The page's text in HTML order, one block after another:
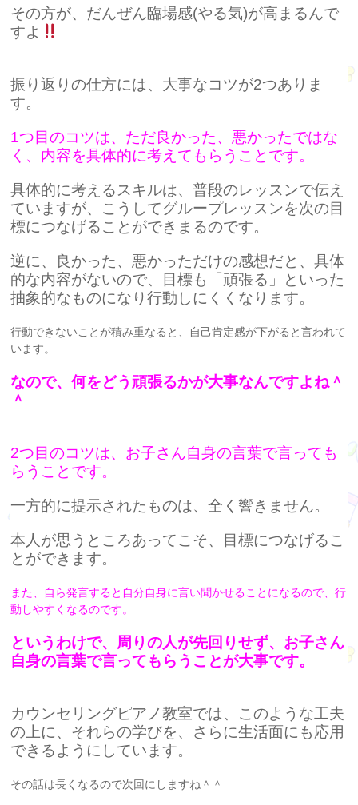
その方が、だんぜん臨場感(やる気)が高まるんで
すよ
振り返りの仕方には、大事なコツが2つありま
す。
1つ目のコツは、ただ良かった、悪かったではな
く、内容を具体的に考えてもらうことです。
具体的に考えるスキルは、普段のレッスンで伝え
ていますが、こうしてグループレッスンを次の目
標につなげることができまるのです。
逆に、良かった、悪かっただけの感想だと、具体
的な内容がないので、目標も「頑張る」といった
抽象的なものになり行動しにくくなります。
行動できないことが積み重なると、自己肯定感が下がると言われて
います。
なので、何をどう頑張るかが大事なんですよね＾
＾
2つ目のコツは、お子さん自身の言葉で言っても
らうことです。
一方的に提示されたものは、全く響きません。
本人が思うところあってこそ、目標につなげるこ
とができます。
また、自ら発言すると自分自身に言い聞かせることになるので、行
動しやすくなるのです。
というわけで、周りの人が先回りせず、お子さん
自身の言葉で言ってもらうことが大事です。
カウンセリングピアノ教室では、このような工夫
の上に、それらの学びを、さらに生活面にも応用
できるようにしています。
その話は長くなるので次回にしますね＾＾